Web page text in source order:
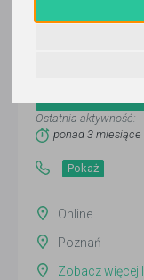
Mobilne
Ostatnia aktywność:
ponad 3
Pokaż
Online
Poznań
Zobacz więcej